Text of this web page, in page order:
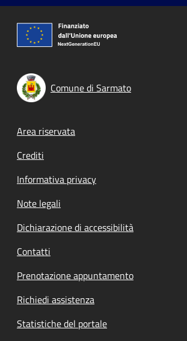
Comune di Sarmato
Footer menu
Area riservata
Crediti
Informativa privacy
Note legali
Dichiarazione di accessibilità
Contatti
Prenotazione appuntamento
Richiedi assistenza
Statistiche del portale